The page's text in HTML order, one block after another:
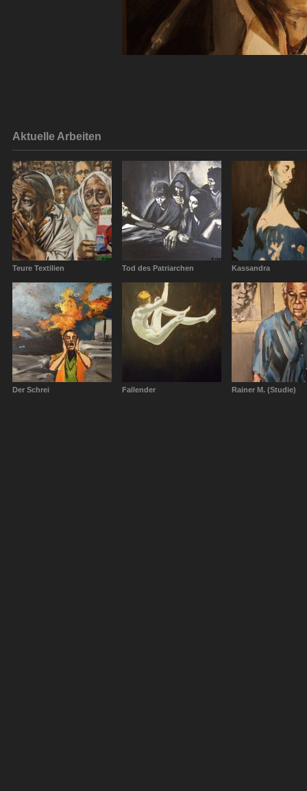
Aktuelle Arbeiten
Teure Textilien Tod des Patriarchen Kassandra
Der Schrei Fallender Rainer M. (Studie)